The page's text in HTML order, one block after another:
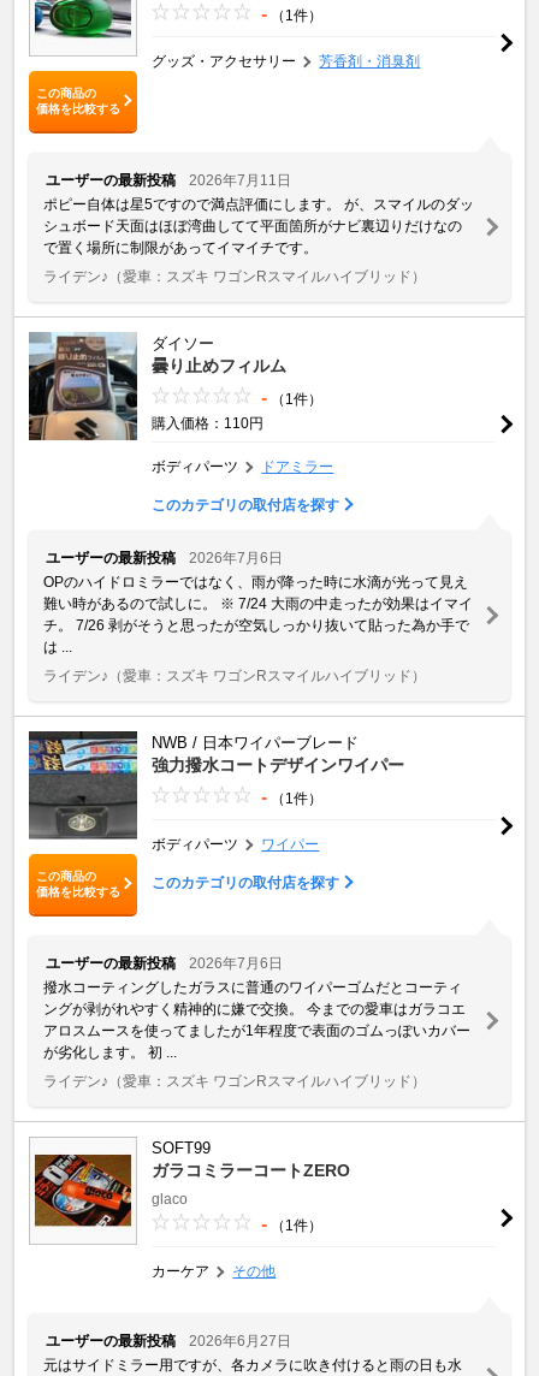
この商品の
価格を比較する
- （1件）
グッズ・アクセサリー 芳香剤・消臭剤
ユーザーの最新投稿
2026年7月11日
ポピー自体は星5ですので満点評価にします。 が、スマイルのダッ
シュボード天面はほぼ湾曲してて平面箇所がナビ裏辺りだけなの
で置く場所に制限があってイマイチです。
ライデン♪ （愛車：スズキ ワゴンRスマイルハイブリッド）
ダイソー
曇り止めフィルム
-
（1件）
購入価格：110円
ボディパーツ ドアミラー
このカテゴリの取付店を探す
ユーザーの最新投稿
2026年7月6日
OPのハイドロミラーではなく、雨が降った時に水滴が光って見え
難い時があるので試しに。 ※ 7/24 大雨の中走ったが効果はイマイ
チ。 7/26 剥がそうと思ったが空気しっかり抜いて貼った為か手で
は ...
ライデン♪ （愛車：スズキ ワゴンRスマイルハイブリッド）
この商品の
価格を比較する
NWB / 日本ワイパーブレード
強力撥水コートデザインワイパー
- （1件）
ボディパーツ ワイパー
このカテゴリの取付店を探す
ユーザーの最新投稿
2026年7月6日
撥水コーティングしたガラスに普通のワイパーゴムだとコーティ
ングが剥がれやすく精神的に嫌で交換。 今までの愛車はガラコエ
アロスムースを使ってましたが1年程度で表面のゴムっぽいカバー
が劣化します。 初 ...
ライデン♪ （愛車：スズキ ワゴンRスマイルハイブリッド）
SOFT99
ガラコミラーコートZERO
glaco
- （1件）
カーケア その他
ユーザーの最新投稿
2026年6月27日
元はサイドミラー用ですが、各カメラに吹き付けると雨の日も水